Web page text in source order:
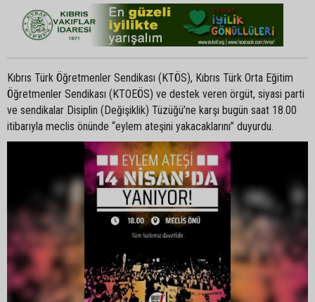
Kıbrıs Türk Öğretmenler Sendikası (KTÖS), Kıbrıs Türk Orta Eğitim
Öğretmenler Sendikası (KTOEÖS) ve destek veren örgüt, siyasi parti
ve sendikalar Disiplin (Değişiklik) Tüzüğü’ne karşı bugün saat 18.00
itibarıyla meclis önünde “eylem ateşini yakacaklarını” duyurdu.